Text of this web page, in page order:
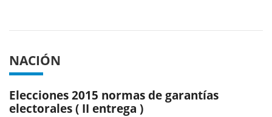
NACIÓN
Elecciones 2015 normas de garantías
electorales ( II entrega )